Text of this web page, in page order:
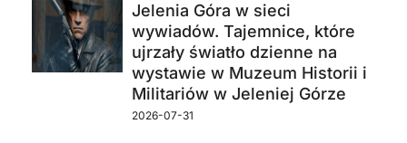
Jelenia Góra w sieci
wywiadów. Tajemnice, które
ujrzały światło dzienne na
wystawie w Muzeum Historii i
Militariów w Jeleniej Górze
2026-07-31